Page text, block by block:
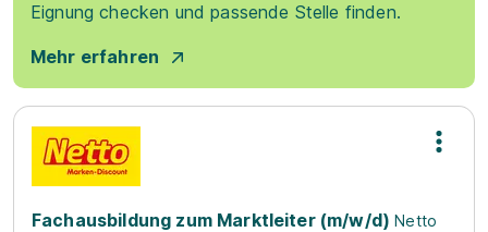
Eignung checken und passende Stelle finden.
Mehr erfahren
Fachausbildung zum Marktleiter (m/w/d) Netto